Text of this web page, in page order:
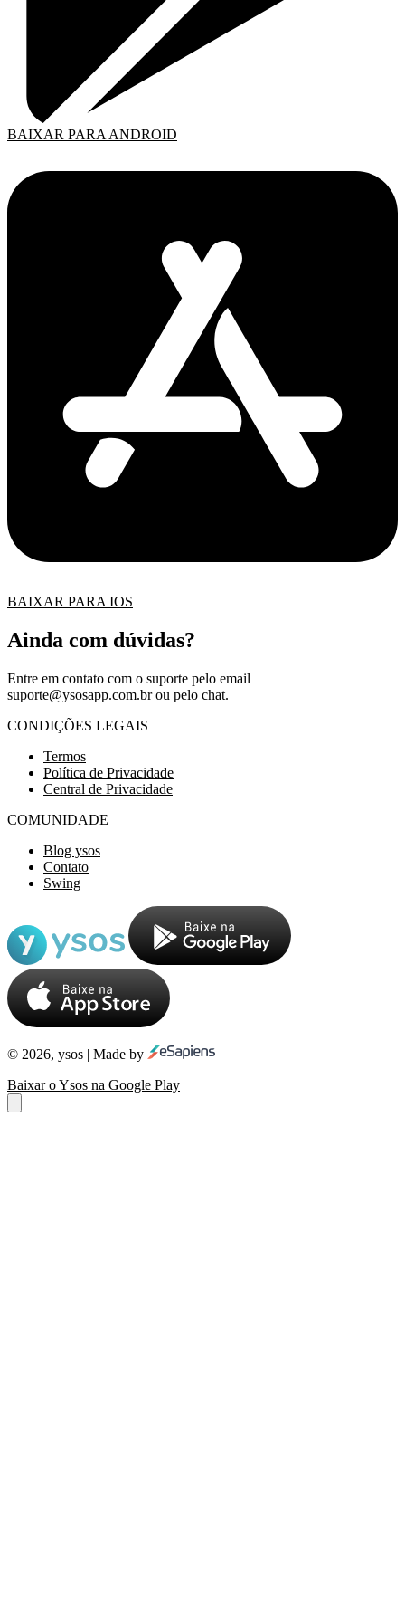
BAIXAR PARA ANDROID
BAIXAR PARA IOS
Ainda com dúvidas?
Entre em contato com o suporte pelo email
suporte@ysosapp.com.brou pelo chat.
CONDIÇÕES LEGAIS
Termos
Política de Privacidade
Central de Privacidade
COMUNIDADE
Blog ysos
Contato
Swing
© 2026, ysos | Made by
Baixar o Ysos na Google Play